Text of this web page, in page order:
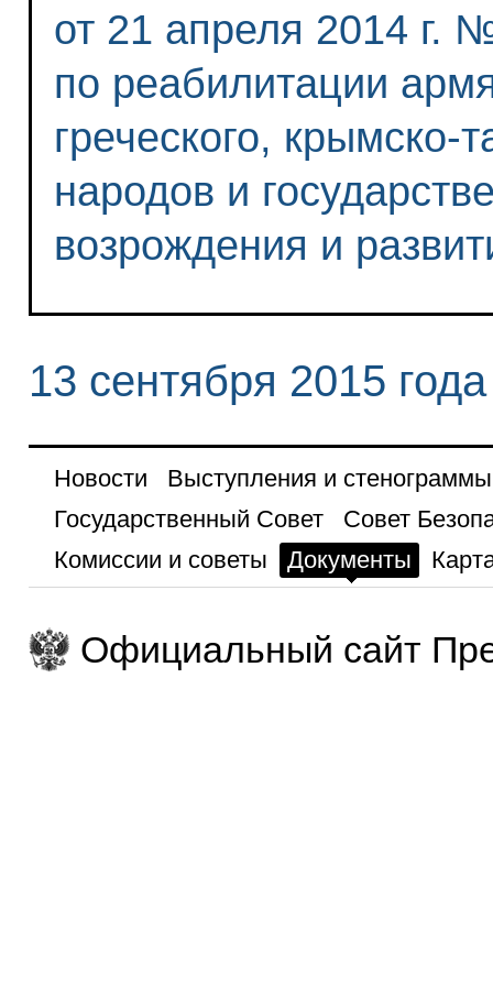
от 21 апреля 2014 г.
по реабилитации
греческого, крымско-
народов и
возрождения и
13 сентября 2015 года
Новости
Выступления и стенограммы
Государственный Совет
Совет
Комиссии и советы
Документы
Официальный сайт